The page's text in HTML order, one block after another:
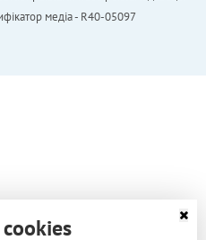
медіа - R40-05097